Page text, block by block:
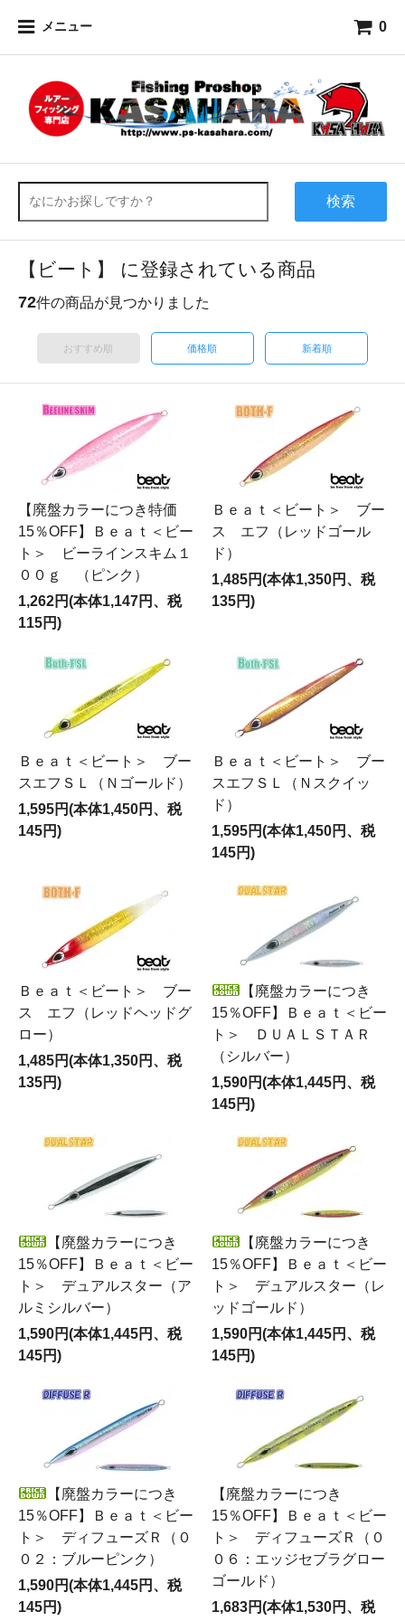
メニュー 0
検索
【ビート】 に登録されている商品
72件の商品が見つかりました
おすすめ順 価格順 新着順
【廃盤カラーにつき特価
15％OFF】Ｂｅａｔ＜ビー
ト＞ ビーラインスキム１
００ｇ （ピンク）
1,262円(本体1,147円、税
115円)
Ｂｅａｔ＜ビート＞ ブー
ス エフ（レッドゴール
ド）
1,485円(本体1,350円、税
135円)
Ｂｅａｔ＜ビート＞ ブー
スエフＳＬ（Ｎゴールド）
1,595円(本体1,450円、税
145円)
Ｂｅａｔ＜ビート＞ ブー
スエフＳＬ（Ｎスクイッ
ド）
1,595円(本体1,450円、税
145円)
Ｂｅａｔ＜ビート＞ ブー
ス エフ（レッドヘッドグ
ロー）
1,485円(本体1,350円、税
135円)
【廃盤カラーにつき
15％OFF】Ｂｅａｔ＜ビー
ト＞ ＤＵＡＬＳＴＡＲ
（シルバー）
1,590円(本体1,445円、税
145円)
【廃盤カラーにつき
15％OFF】Ｂｅａｔ＜ビー
ト＞ デュアルスター（ア
ルミシルバー）
1,590円(本体1,445円、税
145円)
【廃盤カラーにつき
15％OFF】Ｂｅａｔ＜ビー
ト＞ デュアルスター（レ
ッドゴールド）
1,590円(本体1,445円、税
145円)
【廃盤カラーにつき
15％OFF】Ｂｅａｔ＜ビー
ト＞ ディフューズＲ（０
０２：ブルーピンク）
1,590円(本体1,445円、税
145円)
【廃盤カラーにつき
15％OFF】Ｂｅａｔ＜ビー
ト＞ ディフューズＲ（０
０６：エッジセブラグロー
ゴールド）
1,683円(本体1,530円、税